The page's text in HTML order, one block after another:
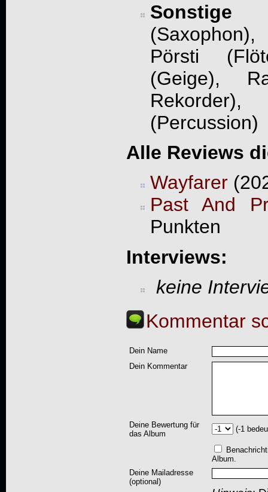
Sonstige
Pörsti
(Geige),
(Percussion)
Alle Reviews
Wayfarer
Past And
Punkten
Interviews:
keine
Kommentar
Dein Name
Dein Kommentar
Deine Bewertung für
das Album
(-1
Album.
Deine Mailadresse
(optional)